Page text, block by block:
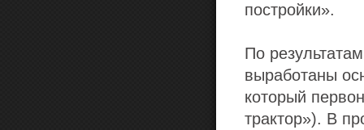
постройки».
По
выработаны
который
трактор»). В